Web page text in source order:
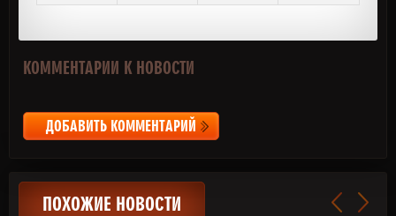
КОММЕНТАРИИ К НОВОСТИ
ДОБАВИТЬ КОММЕНТАРИЙ
ПОХОЖИЕ НОВОСТИ